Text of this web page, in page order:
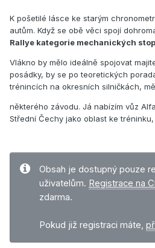
K pošetilé lásce ke starým
autům. Když se obě věci spojí
Rallye kategorie mechanických
Vlákno by mělo ideálně spojovat
posádky, by se po teoretických
trénincích na okresních silničkách,
některého závodu. Já nabízím vůz
Střední Čechy jako oblast ke
Obsah je dostupný pouze
uživatelům. Registrace na
zdarma.
Pokud již registraci máte,